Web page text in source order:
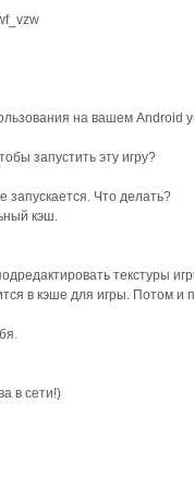
на вашем Android
запустить эту игру?
запускается. Что делать?
кэш.
текстуры
в кэше для игры. Потом и
в сети!)